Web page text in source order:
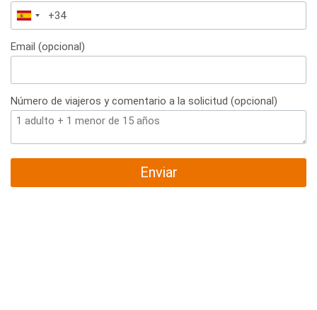
España
+34
Email (opcional)
Número de viajeros y comentario a la solicitud (opcional)
Enviar